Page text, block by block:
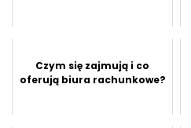
Czym się zajmują i co
oferują biura rachunkowe?